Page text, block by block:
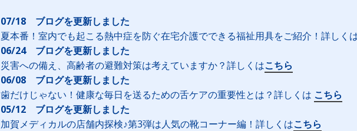
07/18 ブログを更新しました
夏本番！室内でも起こる熱中症を防ぐ在宅介護でできる福祉用具をご紹介！詳しく
06/24 ブログを更新しました
災害への備え、高齢者の避難対策は考えていますか？詳しくはこちら
06/08 ブログを更新しました
歯だけじゃない！健康な毎日を送るための舌ケアの重要性とは？詳しくは こちら
05/12 ブログを更新しました
加賀メディカルの店舗内探検♪第3弾は人気の靴コーナー編！詳しくはこちら